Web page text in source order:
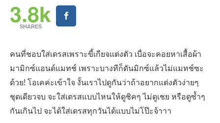
3.8k
SHARES
คนที่ชอบใส่เดรสเพราะขี้เกียจแต่งตัว เบื่อจะคอยหาเสื้อผ้า
มามิกซ์แอนด์แมทช์ เพราะบางทีก็ดันมิกซ์แล้วไม่แมทช์ซะ
ด้วย! โอเคค่ะเข้าใจ งั้นเราไปดูกันว่าถ้าอยากแต่งตัวง่ายๆ
ชุดเดียวจบ จะใส่เดรสแบบไหนให้ดูชิคๆ ไม่ดูเชย หรือดูซ้ำๆ
กันเกินไป จะได้ใส่เดรสทุกวันได้แบบไม่โป๊ะจ้าาา